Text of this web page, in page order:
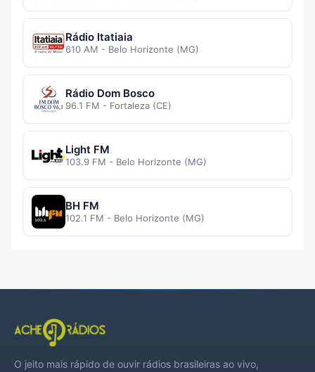
Rádio Itatiaia
610 AM - Belo Horizonte (MG)
Rádio Dom Bosco
96.1 FM - Fortaleza (CE)
Light FM
103.9 FM - Belo Horizonte (MG)
BH FM
102.1 FM - Belo Horizonte (MG)
O jeito mais rápido de ouvir rádios brasileiras ao vivo,